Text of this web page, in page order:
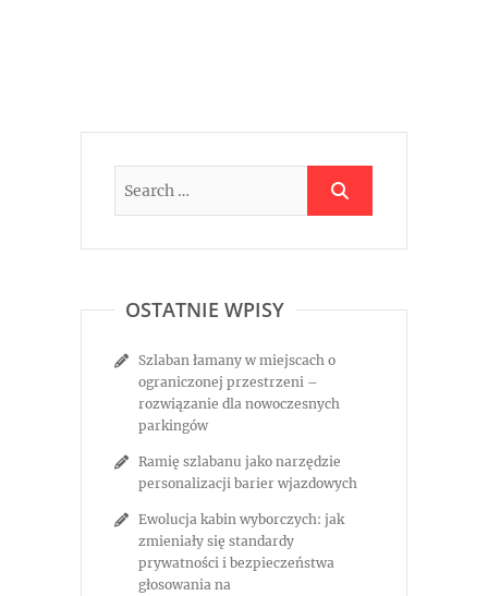
OSTATNIE WPISY
Szlaban łamany w miejscach o
ograniczonej przestrzeni –
rozwiązanie dla nowoczesnych
parkingów
Ramię szlabanu jako narzędzie
personalizacji barier wjazdowych
Ewolucja kabin wyborczych: jak
zmieniały się standardy
prywatności i bezpieczeństwa
głosowania na